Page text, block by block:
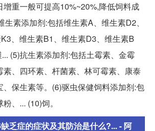
增重一般可提高10%~20%,降低饲料成
生素添加剂:包括维生素A、维生素D2、
、维生素B1、维生素D3、维生素B
(5)抗生素添加剂:包括土霉素、金霉
素、四环素、杆菌素、林可霉素、康泰
保生素等。(6)驱虫保健饲料添加剂:包
、... (10)饲。
乏症的症状及其防治是什么?... - 阿